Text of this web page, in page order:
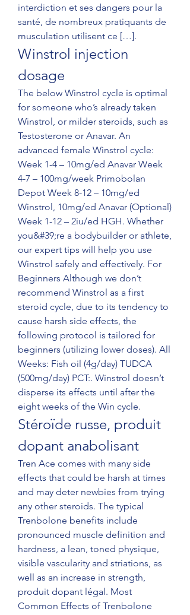
interdiction et ses dangers pour la
santé, de nombreux pratiquants de
musculation utilisent ce […].
Winstrol injection
dosage
The below Winstrol cycle is optimal
for someone who’s already taken
Winstrol, or milder steroids, such as
Testosterone or Anavar. An
advanced female Winstrol cycle:
Week 1-4 – 10mg/ed Anavar Week
4-7 – 100mg/week Primobolan
Depot Week 8-12 – 10mg/ed
Winstrol, 10mg/ed Anavar (Optional)
Week 1-12 – 2iu/ed HGH. Whether
you&#39;re a bodybuilder or athlete,
our expert tips will help you use
Winstrol safely and effectively. For
Beginners Although we don’t
recommend Winstrol as a first
steroid cycle, due to its tendency to
cause harsh side effects, the
following protocol is tailored for
beginners (utilizing lower doses). All
Weeks: Fish oil (4g/day) TUDCA
(500mg/day) PCT:. Winstrol doesn’t
disperse its effects until after the
eight weeks of the Win cycle.
Stéroïde russe, produit
dopant anabolisant
Tren Ace comes with many side
effects that could be harsh at times
and may deter newbies from trying
any other steroids. The typical
Trenbolone benefits include
pronounced muscle definition and
hardness, a lean, toned physique,
visible vascularity and striations, as
well as an increase in strength,
produit dopant légal. Most
Common Effects of Trenbolone